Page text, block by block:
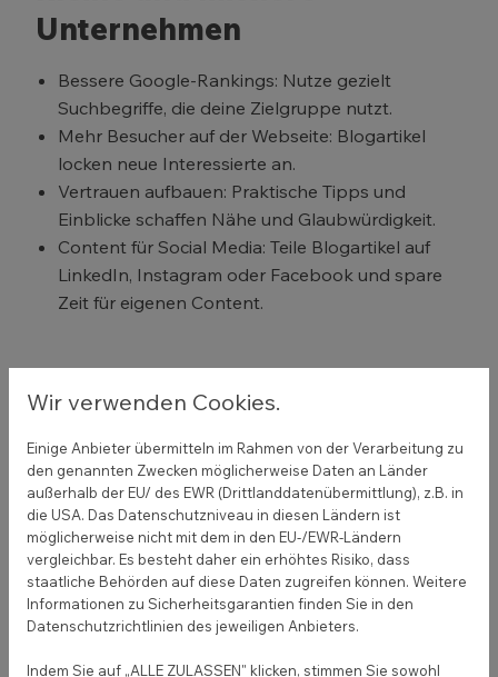
Unternehmen
Bessere Google-Rankings: Nutze gezielt
Suchbegriffe, die deine Zielgruppe nutzt.
Mehr Besucher auf der Webseite: Blogartikel
locken neue Interessierte an.
Vertrauen aufbauen: Praktische Tipps und
Einblicke schaffen Nähe und Glaubwürdigkeit.
Content für Social Media: Teile Blogartikel auf
LinkedIn, Instagram oder Facebook und spare
Zeit für eigenen Content.
Praxisbeispiele
erfolgreicher
Unternehmensblogs
1. Edeka Genusswelt
Edeka veröffentlicht saisonale Rezepte,
Einkaufstipps und Geschichten aus der Region.
Blogartikel wie „Herbstliche Kürbisrezepte“ führen
Supermarkt.
Wir verwenden Cookies.
Einige Anbieter übermitteln im Rahmen von der Verarbeitung zu
den genannten Zwecken möglicherweise Daten an Länder
außerhalb der EU/ des EWR (Drittlanddatenübermittlung), z.B. in
die USA. Das Datenschutzniveau in diesen Ländern ist
möglicherweise nicht mit dem in den EU-/EWR-Ländern
vergleichbar. Es besteht daher ein erhöhtes Risiko, dass
staatliche Behörden auf diese Daten zugreifen können. Weitere
Informationen zu Sicherheitsgarantien finden Sie in den
Datenschutzrichtlinien des jeweiligen Anbieters.
Indem Sie auf „ALLE ZULASSEN" klicken, stimmen Sie sowohl